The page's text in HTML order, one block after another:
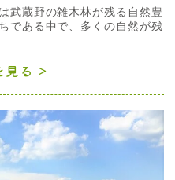
武蔵野の雑木林が残る自然豊
である中で、多くの自然が残
見る